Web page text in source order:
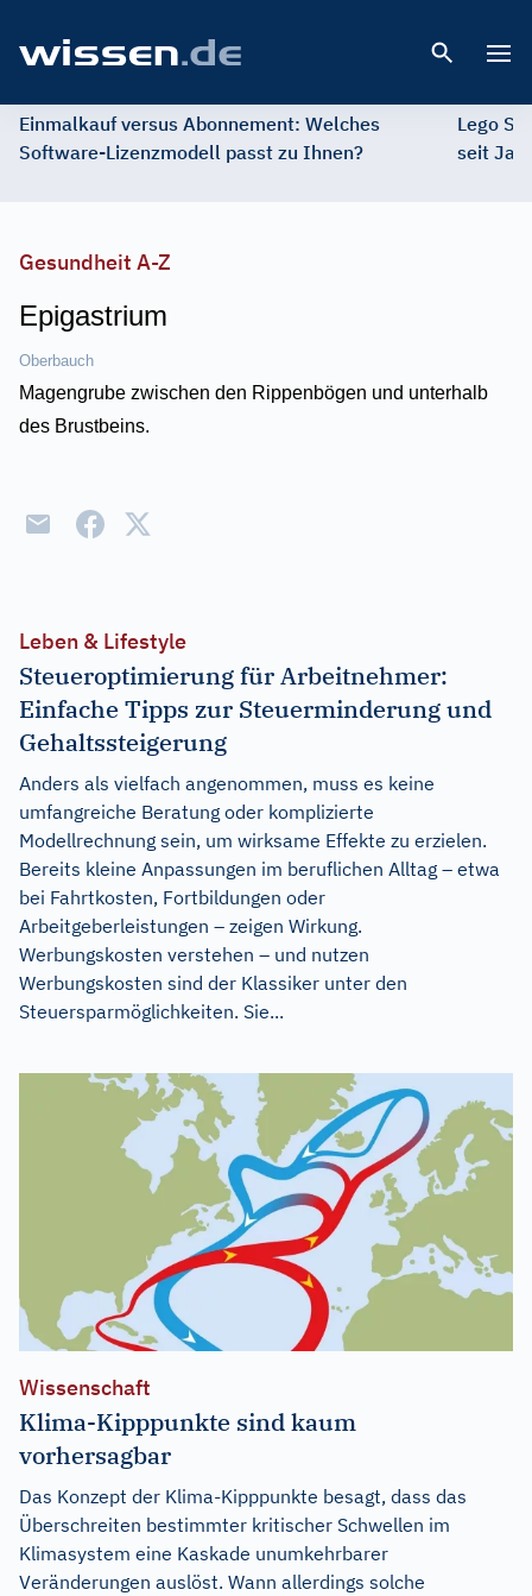
Einmalkauf versus Abonnement: Welches
Software-Lizenzmodell passt zu Ihnen?
Lego
seit
Gesundheit A-Z
Epigastrium
Oberbauch
Magengrube zwischen den Rippenbögen und unterhalb
des Brustbeins.
Leben & Lifestyle
Steueroptimierung für Arbeitnehmer:
Einfache Tipps zur Steuerminderung und
Gehaltssteigerung
Anders als vielfach angenommen, muss es keine
umfangreiche Beratung oder komplizierte
Modellrechnung sein, um wirksame Effekte zu erzielen.
Bereits kleine Anpassungen im beruflichen Alltag – etwa
bei Fahrtkosten, Fortbildungen oder
Arbeitgeberleistungen – zeigen Wirkung.
Werbungskosten verstehen – und nutzen
Werbungskosten sind der Klassiker unter den
Steuersparmöglichkeiten. Sie...
Wissenschaft
Klima-Kipppunkte sind kaum
vorhersagbar
Das Konzept der Klima-Kipppunkte besagt, dass das
Überschreiten bestimmter kritischer Schwellen im
Klimasystem eine Kaskade unumkehrbarer
Veränderungen auslöst. Wann allerdings solche